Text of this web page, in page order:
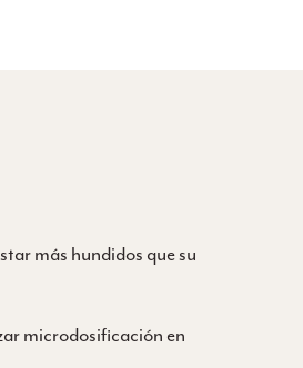
más hundidos que su
microdosificación en